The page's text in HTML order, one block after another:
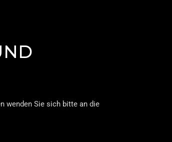
wenden Sie sich bitte an die